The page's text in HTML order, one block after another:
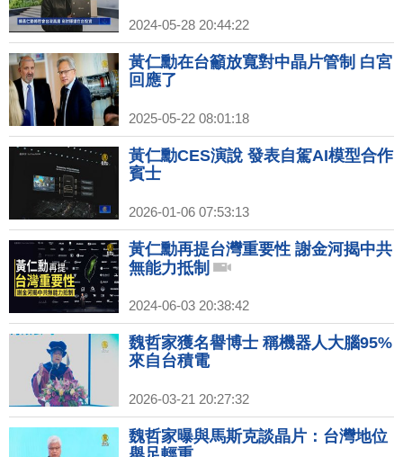
2024-05-28 20:44:22
黃仁勳在台籲放寬對中晶片管制 白宮
回應了
2025-05-22 08:01:18
黃仁勳CES演說 發表自駕AI模型合作
賓士
2026-01-06 07:53:13
黃仁勳再提台灣重要性 謝金河揭中共
無能力抵制
2024-06-03 20:38:42
魏哲家獲名譽博士 稱機器人大腦95%
來自台積電
2026-03-21 20:27:32
魏哲家曝與馬斯克談晶片：台灣地位